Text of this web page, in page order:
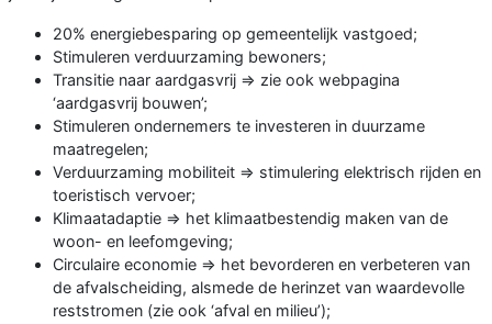
20% energiebesparing op gemeentelijk vastgoed;
Stimuleren verduurzaming bewoners;
Transitie naar aardgasvrij => zie ook webpagina
‘aardgasvrij bouwen’;
Stimuleren ondernemers te investeren in duurzame
maatregelen;
Verduurzaming mobiliteit => stimulering elektrisch rijden en
toeristisch vervoer;
Klimaatadaptie => het klimaatbestendig maken van de
woon- en leefomgeving;
Circulaire economie => het bevorderen en verbeteren van
de afvalscheiding, alsmede de herinzet van waardevolle
reststromen (zie ook ‘afval en milieu’);